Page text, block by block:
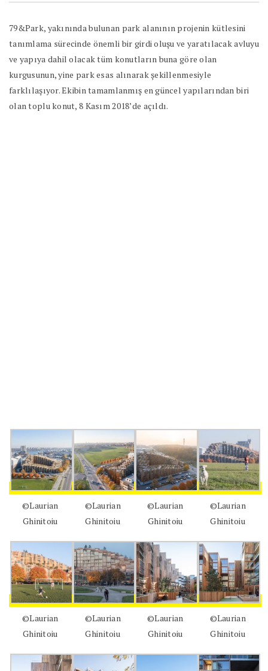
79&Park, yakınında bulunan park alanının projenin kütlesini
tanımlama sürecinde önemli bir girdi oluşu ve yaratılacak avluyu
ve yapıya dahil olacak tüm konutların buna göre olan
kurgusunun, yine park esas alınarak şekillenmesiyle
farklılaşıyor. Ekibin tamamlanmış en güncel yapılarından biri
olan toplu konut, 8 Kasım 2018’de açıldı.
©Laurian
Ghinitoiu
©Laurian
Ghinitoiu
©Laurian
Ghinitoiu
©Laurian
Ghinitoiu
©Laurian
Ghinitoiu
©Laurian
Ghinitoiu
©Laurian
Ghinitoiu
©Laurian
Ghinitoiu